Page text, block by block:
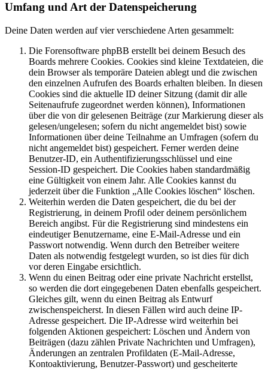
Umfang und Art der Datenspeicherung
Deine Daten werden auf vier verschiedene Arten gesammelt:
Die Forensoftware phpBB erstellt bei deinem Besuch des
Boards mehrere Cookies. Cookies sind kleine Textdateien, die
dein Browser als temporäre Dateien ablegt und die zwischen
den einzelnen Aufrufen des Boards erhalten bleiben. In diesen
Cookies sind die aktuelle ID deiner Sitzung (damit dir alle
Seitenaufrufe zugeordnet werden können), Informationen
über die von dir gelesenen Beiträge (zur Markierung dieser als
gelesen/ungelesen; sofern du nicht angemeldet bist) sowie
Informationen über deine Teilnahme an Umfragen (sofern du
nicht angemeldet bist) gespeichert. Ferner werden deine
Benutzer-ID, ein Authentifizierungsschlüssel und eine
Session-ID gespeichert. Die Cookies haben standardmäßig
eine Gültigkeit von einem Jahr. Alle Cookies kannst du
jederzeit über die Funktion „Alle Cookies löschen“ löschen.
Weiterhin werden die Daten gespeichert, die du bei der
Registrierung, in deinem Profil oder deinem persönlichem
Bereich angibst. Für die Registrierung sind mindestens ein
eindeutiger Benutzername, eine E-Mail-Adresse und ein
Passwort notwendig. Wenn durch den Betreiber weitere
Daten als notwendig festgelegt wurden, so ist dies für dich
vor deren Eingabe ersichtlich.
Wenn du einen Beitrag oder eine private Nachricht erstellst,
so werden die dort eingegebenen Daten ebenfalls gespeichert.
Gleiches gilt, wenn du einen Beitrag als Entwurf
zwischenspeicherst. In diesen Fällen wird auch deine IP-
Adresse gespeichert. Die IP-Adresse wird weiterhin bei
folgenden Aktionen gespeichert: Löschen und Ändern von
Beiträgen (dazu zählen Private Nachrichten und Umfragen),
Änderungen an zentralen Profildaten (E-Mail-Adresse,
Kontoaktivierung, Benutzer-Passwort) und gescheiterte